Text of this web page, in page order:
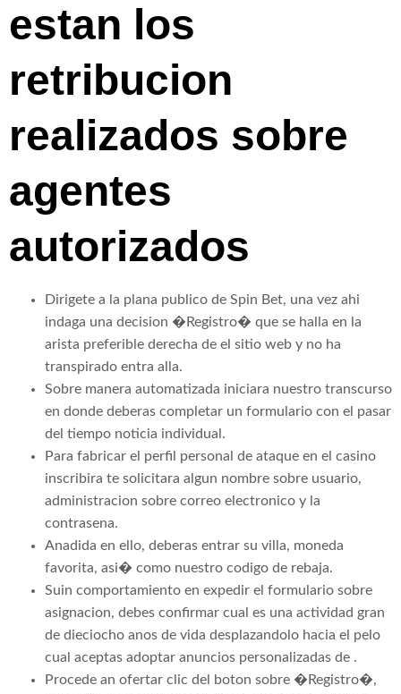
estan los
retribucion
realizados sobre
agentes
autorizados
Dirigete a la plana publico de Spin Bet, una vez ahi
indaga una decision �Registro� que se halla en la
arista preferible derecha de el sitio web y no ha
transpirado entra alla.
Sobre manera automatizada iniciara nuestro transcurso
en donde deberas completar un formulario con el pasar
del tiempo noticia individual.
Para fabricar el perfil personal de ataque en el casino
inscribira te solicitara algun nombre sobre usuario,
administracion sobre correo electronico y la
contrasena.
Anadida en ello, deberas entrar su villa, moneda
favorita, asi� como nuestro codigo de rebaja.
Suin comportamiento en expedir el formulario sobre
asignacion, debes confirmar cual es una actividad gran
de dieciocho anos de vida desplazandolo hacia el pelo
cual aceptas adoptar anuncios personalizadas de .
Procede an ofertar clic del boton sobre �Registro�,